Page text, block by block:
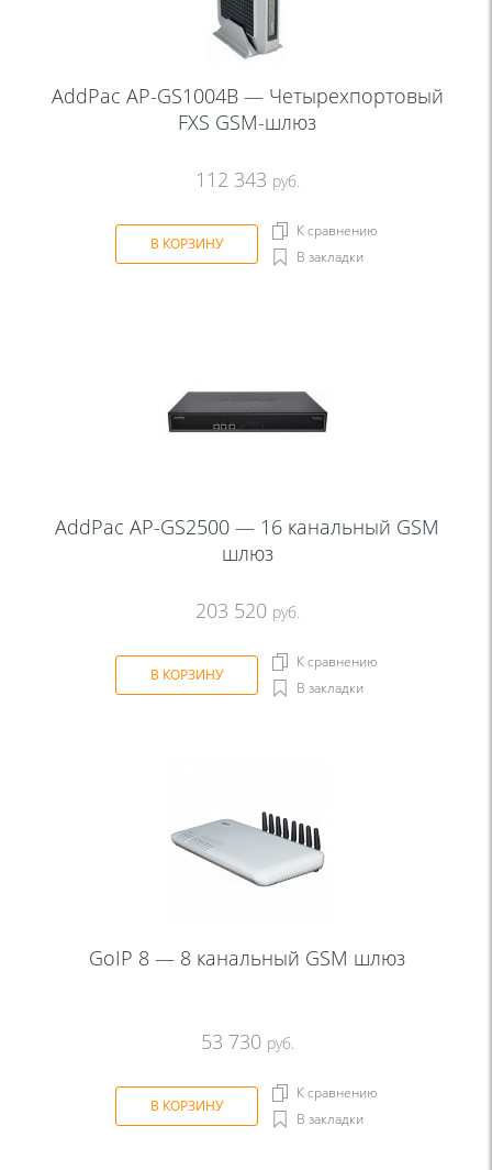
AddPac AP-GS1004B — Четырехпортовый
FXS GSM-шлюз
112 343 руб.
В КОРЗИНУ
К сравнению
В закладки
AddPac AP-GS2500 — 16 канальный GSM
шлюз
203 520 руб.
В КОРЗИНУ
К сравнению
В закладки
GoIP 8 — 8 канальный GSM шлюз
53 730 руб.
В КОРЗИНУ
К сравнению
В закладки